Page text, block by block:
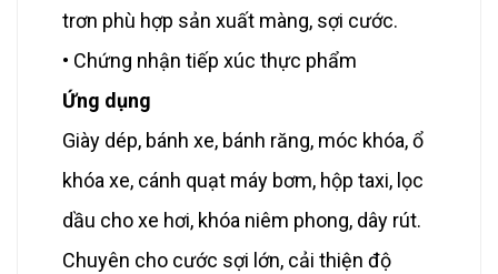
trơn phù hợp sản xuất màng, sợi cước.
• Chứng nhận tiếp xúc thực phẩm
Ứng dụng
Giày dép, bánh xe, bánh răng, móc khóa, ổ
khóa xe, cánh quạt máy bơm, hộp taxi, lọc
dầu cho xe hơi, khóa niêm phong, dây rút.
Chuyên cho cước sợi lớn, cải thiện độ